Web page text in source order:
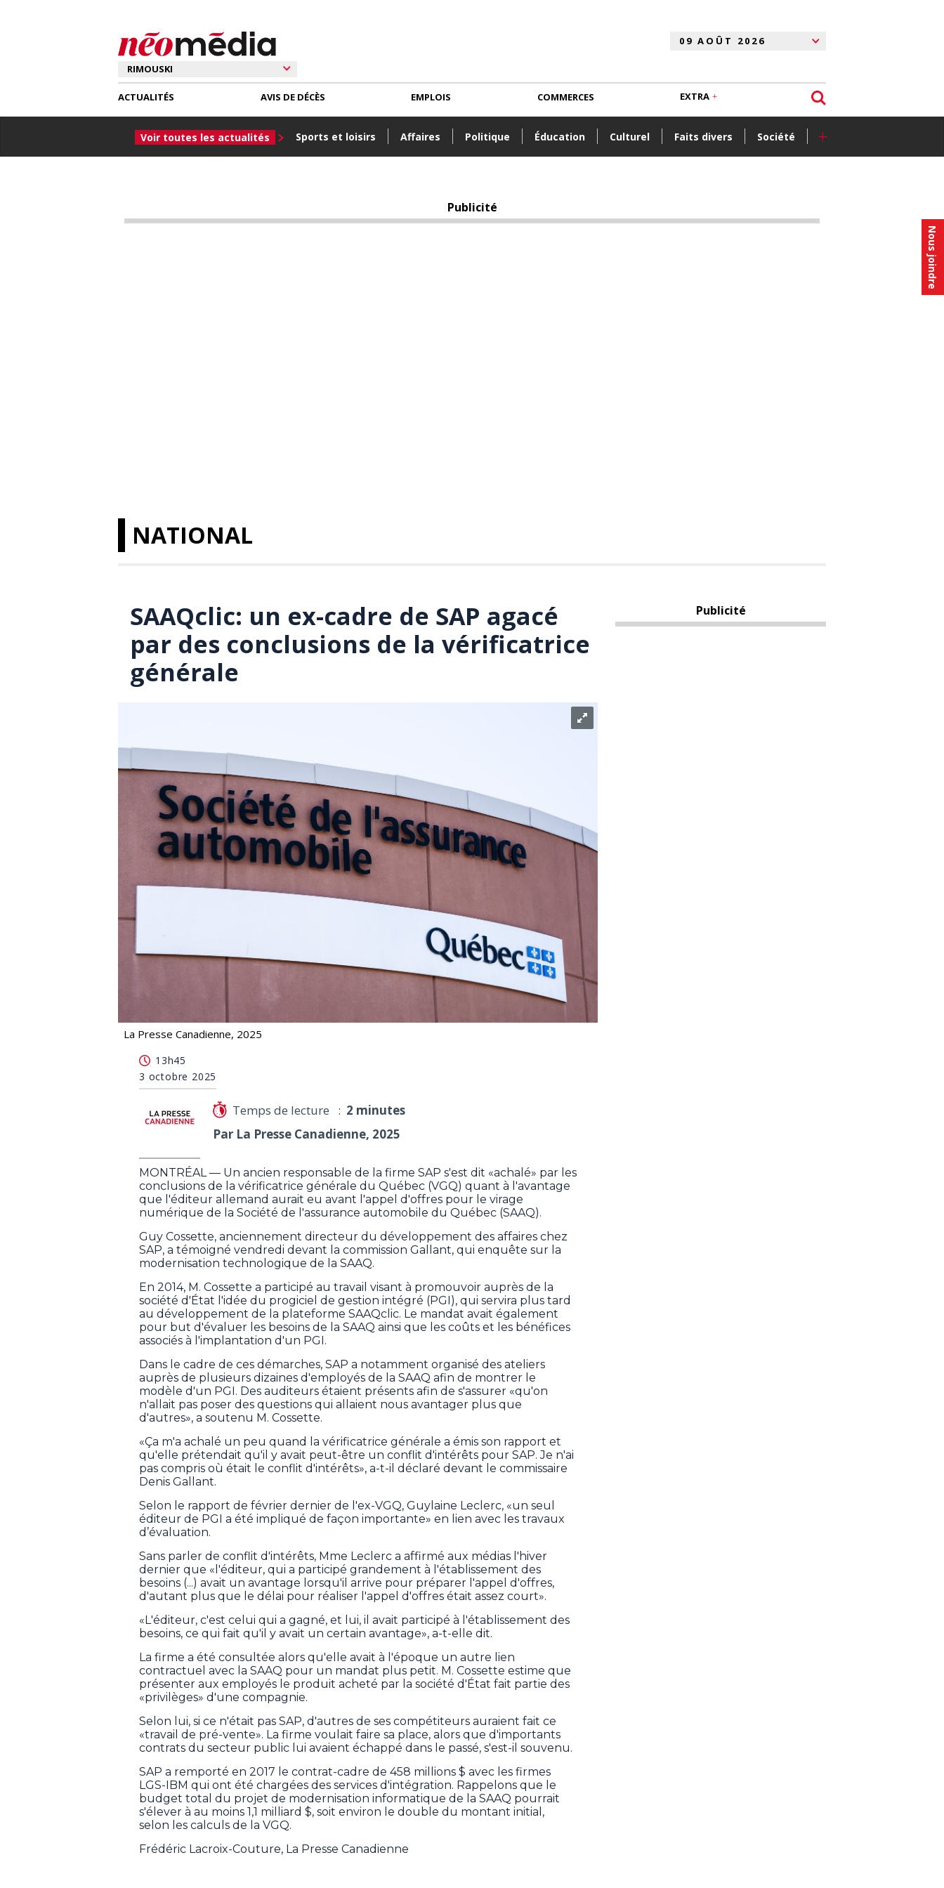
Nous joindre
ACTUALITÉS
Voir toutes les actualités Sports et loisirs Affaires Politique Éducation Culturel Faits divers Société +
AVIS DE DÉCÈS EMPLOIS COMMERCES EXTRA
Publicité
NATIONAL
SAAQclic: un ex-cadre de SAP agacé
par des conclusions de la vérificatrice
générale
La Presse Canadienne, 2025
13h45
3 octobre 2025
Temps de lecture : 2 minutes
Par La Presse Canadienne, 2025
MONTRÉAL — Un ancien responsable de la firme SAP s'est dit «achalé» par les
conclusions de la vérificatrice générale du Québec (VGQ) quant à l'avantage
que l'éditeur allemand aurait eu avant l'appel d'offres pour le virage
numérique de la Société de l'assurance automobile du Québec (SAAQ).
Guy Cossette, anciennement directeur du développement des affaires chez
SAP, a témoigné vendredi devant la commission Gallant, qui enquête sur la
modernisation technologique de la SAAQ.
En 2014, M. Cossette a participé au travail visant à promouvoir auprès de la
société d'État l'idée du progiciel de gestion intégré (PGI), qui servira plus tard
au développement de la plateforme SAAQclic. Le mandat avait également
pour but d'évaluer les besoins de la SAAQ ainsi que les coûts et les bénéfices
associés à l'implantation d'un PGI.
Dans le cadre de ces démarches, SAP a notamment organisé des ateliers
auprès de plusieurs dizaines d'employés de la SAAQ afin de montrer le
modèle d'un PGI. Des auditeurs étaient présents afin de s'assurer «qu'on
n'allait pas poser des questions qui allaient nous avantager plus que
d'autres», a soutenu M. Cossette.
«Ça m'a achalé un peu quand la vérificatrice générale a émis son rapport et
qu'elle prétendait qu'il y avait peut-être un conflit d'intérêts pour SAP. Je n'ai
pas compris où était le conflit d'intérêts», a-t-il déclaré devant le commissaire
Denis Gallant.
Selon le rapport de février dernier de l'ex-VGQ, Guylaine Leclerc, «un seul
éditeur de PGI a été impliqué de façon importante» en lien avec les travaux
d’évaluation.
Sans parler de conflit d'intérêts, Mme Leclerc a affirmé aux médias l'hiver
dernier que «l'éditeur, qui a participé grandement à l'établissement des
besoins (...) avait un avantage lorsqu'il arrive pour préparer l'appel d'offres,
d'autant plus que le délai pour réaliser l'appel d'offres était assez court».
«L'éditeur, c'est celui qui a gagné, et lui, il avait participé à l'établissement des
besoins, ce qui fait qu'il y avait un certain avantage», a-t-elle dit.
La firme a été consultée alors qu'elle avait à l'époque un autre lien
contractuel avec la SAAQ pour un mandat plus petit. M. Cossette estime que
présenter aux employés le produit acheté par la société d'État fait partie des
«privilèges» d'une compagnie.
Selon lui, si ce n'était pas SAP, d'autres de ses compétiteurs auraient fait ce
«travail de pré-vente». La firme voulait faire sa place, alors que d'importants
contrats du secteur public lui avaient échappé dans le passé, s'est-il souvenu.
SAP a remporté en 2017 le contrat-cadre de 458 millions $ avec les firmes
LGS-IBM qui ont été chargées des services d'intégration. Rappelons que le
budget total du projet de modernisation informatique de la SAAQ pourrait
s'élever à au moins 1,1 milliard $, soit environ le double du montant initial,
selon les calculs de la VGQ.
Frédéric Lacroix-Couture, La Presse Canadienne
Publicité